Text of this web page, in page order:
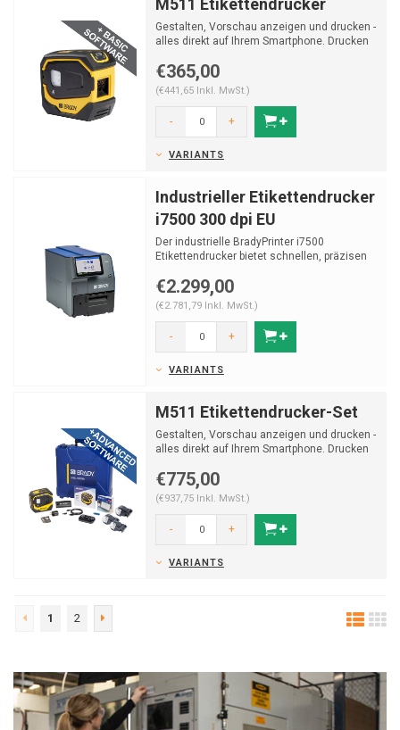
M511 Etikettendrucker
Gestalten, Vorschau anzeigen und drucken -
alles direkt auf Ihrem Smartphone. Drucken
€365,00
(€441,65 Inkl. MwSt.)
- +
VARIANTS
Industrieller Etikettendrucker
i7500 300 dpi EU
Der industrielle BradyPrinter i7500
Etikettendrucker bietet schnellen, präzisen
€2.299,00
(€2.781,79 Inkl. MwSt.)
- +
VARIANTS
M511 Etikettendrucker-Set
Gestalten, Vorschau anzeigen und drucken -
alles direkt auf Ihrem Smartphone. Drucken
€775,00
(€937,75 Inkl. MwSt.)
- +
VARIANTS
1 2